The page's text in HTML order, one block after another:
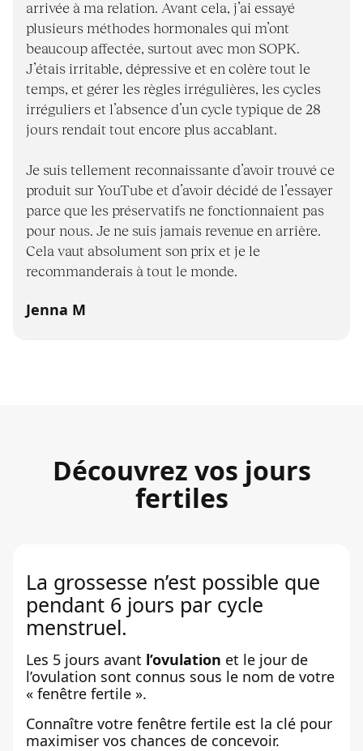
arrivée à ma relation. Avant cela, j’ai essayé
plusieurs méthodes hormonales qui m’ont
beaucoup affectée, surtout avec mon SOPK.
J’étais irritable, dépressive et en colère tout le
temps, et gérer les règles irrégulières, les cycles
irréguliers et l’absence d’un cycle typique de 28
jours rendait tout encore plus accablant.
Je suis tellement reconnaissante d’avoir trouvé ce
produit sur YouTube et d’avoir décidé de l’essayer
parce que les préservatifs ne fonctionnaient pas
pour nous. Je ne suis jamais revenue en arrière.
Cela vaut absolument son prix et je le
recommanderais à tout le monde.
Jenna M
Découvrez vos jours
fertiles
La grossesse n’est possible que
pendant 6 jours par cycle
menstruel.
Les 5 jours avant l’ovulation et le jour de
l’ovulation sont connus sous le nom de votre
« fenêtre fertile ».
Connaître votre fenêtre fertile est la clé pour
maximiser vos chances de concevoir.